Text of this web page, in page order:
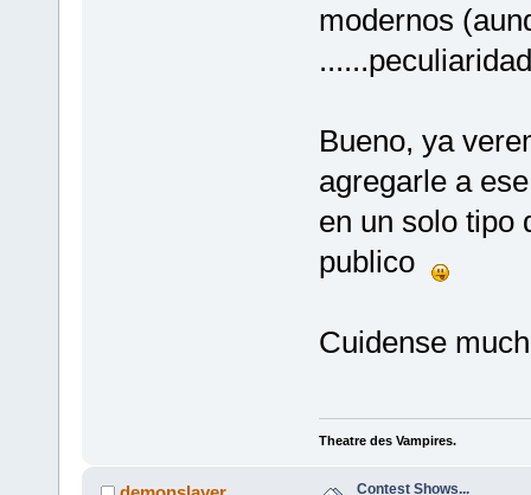
modernos
Bueno, ya
agregarle a
en un solo tipo
publico
Cuidense
Theatre des Vampires.
Contest Shows...